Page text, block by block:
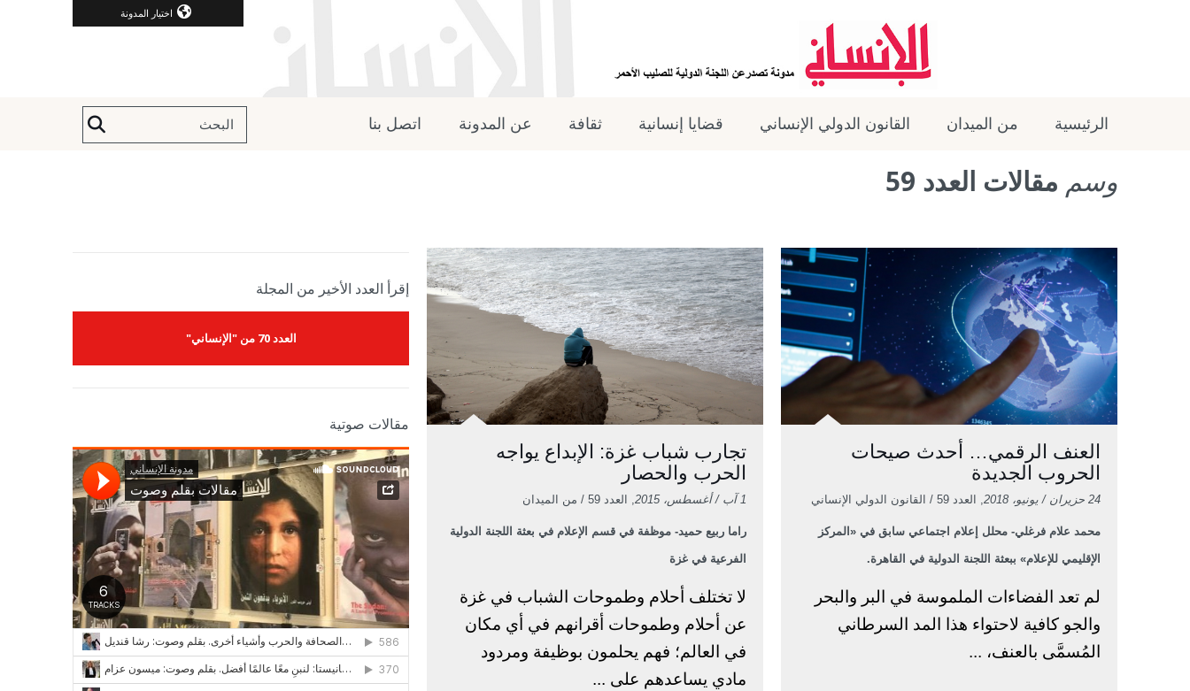
اختيار المدونة
الرئيسية من الميدان القانون الدولي الإنساني قضايا إنسانية ثقافة عن المدونة اتصل بنا
وسم مقالات العدد 59
العنف الرقمي… أحدث صيحات
الحروب الجديدة
24 حزيران / يونيو، 2018 , العدد 59 / القانون الدولي الإنساني
محمد علام فرغلي- محلل إعلام اجتماعي سابق في «المركز
الإقليمي للإعلام» ببعثة اللجنة الدولية في القاهرة.
لم تعد الفضاءات الملموسة في البر والبحر
والجو كافية لاحتواء هذا المد السرطاني
المُسمَّى بالعنف، ...
تجارب شباب غزة: الإبداع يواجه
الحرب والحصار
1 آب / أغسطس، 2015 , العدد 59 / من الميدان
راما ربيع حميد- موظفة في قسم الإعلام في بعثة اللجنة الدولية
الفرعية في غزة
لا تختلف أحلام وطموحات الشباب في غزة
عن أحلام وطموحات أقرانهم في أي مكان
في العالم؛ فهم يحلمون بوظيفة ومردود
مادي يساعدهم على ...
إقرأ العدد الأخير من المجلة
العدد 70 من "الإنساني"
مقالات صوتية